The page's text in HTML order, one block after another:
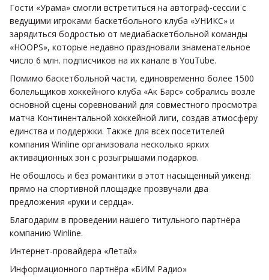
Гости «Урама» смогли встретиться на автограф-сессии с
ведущими игроками баскетбольного клуба «УНИКС» и
зарядиться бодростью от медиабаскетбольной команды
«HOOPS», которые недавно праздновали знаменательное
число 6 млн. подписчиков на их канале в YouTube.
Помимо баскетбольной части, единовременно более 1500
болельщиков хоккейного клуба «Ак Барс» собрались возле
основной сцены соревнований для совместного просмотра
матча Континентальной хоккейной лиги, создав атмосферу
единства и поддержки. Также для всех посетителей
компания Winline организовала несколько ярких
активационных зон с розыгрышами подарков.
Не обошлось и без романтики в этот насыщенный уикенд:
прямо на спортивной площадке прозвучали два
предложения «руки и сердца».
Благодарим в проведении нашего титульного партнёра
компанию Winline.
Интернет-провайдера «Летай»
Информационного партнёра «БИМ Радио»